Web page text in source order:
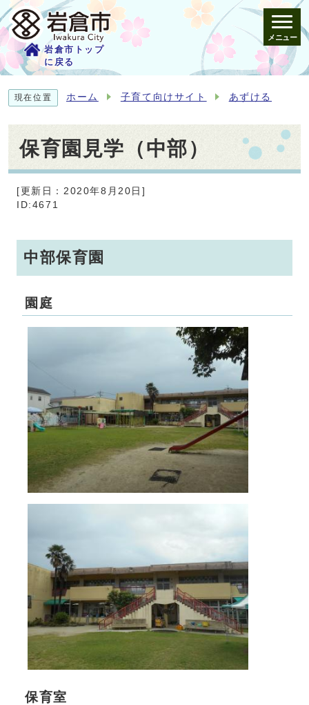
岩倉市トップ
に戻る
メニュー
現在位置 ホーム 子育て向けサイト あずける
保育園見学（中部）
[更新日：2020年8月20日]
ID:4671
中部保育園
園庭
保育室